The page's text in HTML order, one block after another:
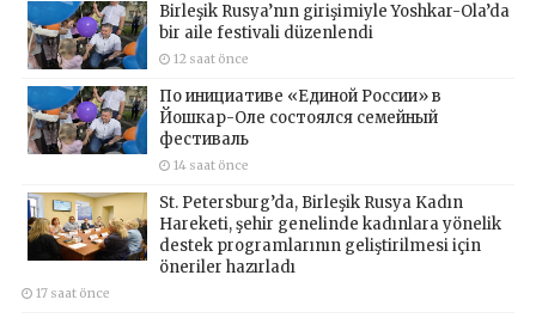
Birleşik Rusya’nın girişimiyle Yoshkar-Ola’da
bir aile festivali düzenlendi
12 saat önce
По инициативе «Единой России» в
Йошкар-Оле состоялся семейный
фестиваль
14 saat önce
St. Petersburg’da, Birleşik Rusya Kadın
Hareketi, şehir genelinde kadınlara yönelik
destek programlarının geliştirilmesi için
öneriler hazırladı
17 saat önce